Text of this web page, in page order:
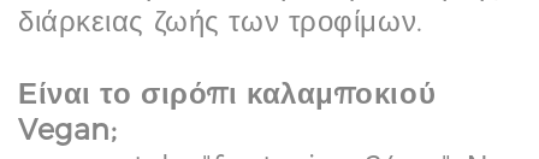
διάρκειας ζωής των τροφίμων.
Είναι το σιρόπι καλαμποκιού
Vegan;